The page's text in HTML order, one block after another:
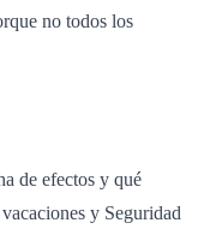
no todos los
de efectos y qué
y Seguridad